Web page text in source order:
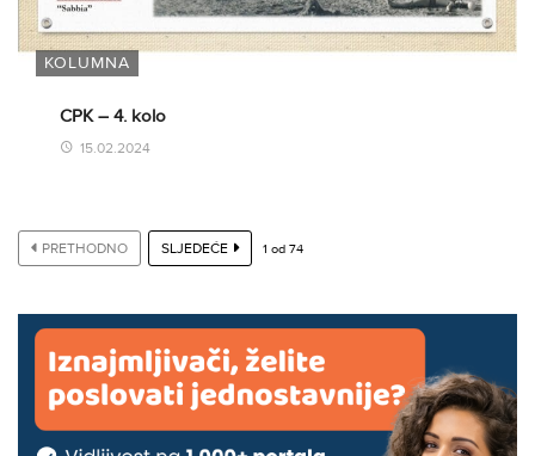
KOLUMNA
CPK – 4. kolo
15.02.2024
PRETHODNO SLJEDEĆE 1 od 74